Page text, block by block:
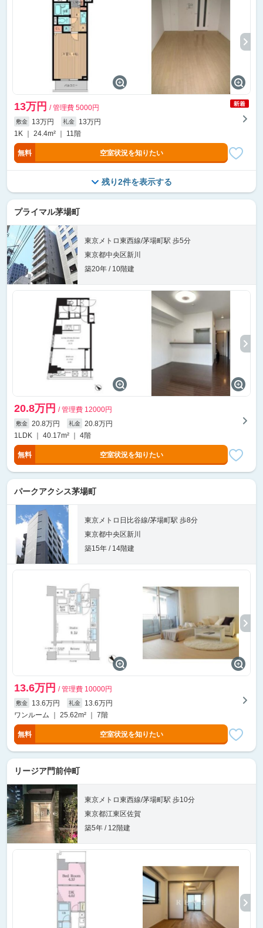
13万円 / 管理費 5000円
敷金 13万円 礼金
13万円
1K ｜ 24.4m² ｜ 11階
無料 空室状況を知りたい
残り2件を表示する
プライマル茅場町
東京メトロ東西線/茅場町駅 歩5分
東京都中央区新川
築20年 / 10階建
20.8万円 / 管理費 12000円
敷金 20.8万円 礼金
20.8万円
1LDK ｜ 40.17m² ｜ 4階
無料 空室状況を知りたい
パークアクシス茅場町
東京メトロ日比谷線/茅場町駅 歩8分
東京都中央区新川
築15年 / 14階建
13.6万円 / 管理費 10000円
敷金 13.6万円 礼金
13.6万円
ワンルーム ｜ 25.62m² ｜ 7階
無料 空室状況を知りたい
リージア門前仲町
東京メトロ東西線/茅場町駅 歩10分
東京都江東区佐賀
築5年 / 12階建